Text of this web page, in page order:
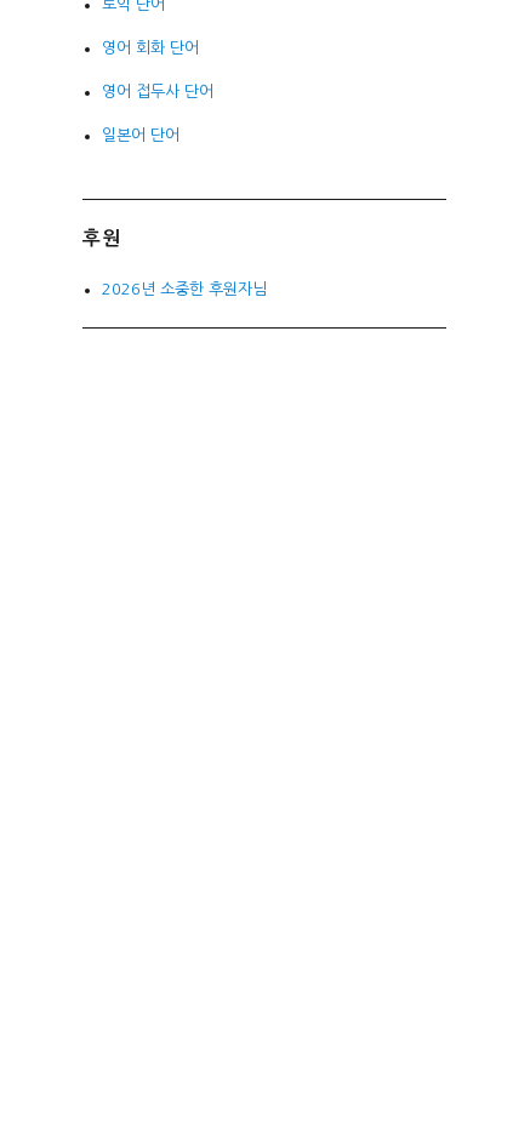
토익 단어
영어 회화 단어
영어 접두사 단어
일본어 단어
후원
2026년 소중한 후원자님